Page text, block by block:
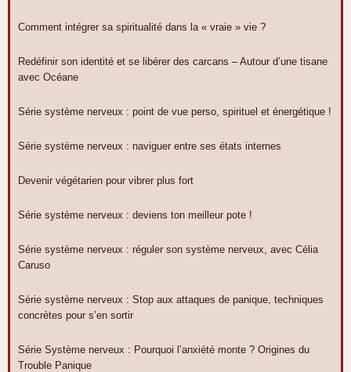
Comment intégrer sa spiritualité dans la « vraie » vie ?
Redéfinir son identité et se libérer des carcans – Autour d’une tisane
avec Océane
Série système nerveux : point de vue perso, spirituel et énergétique !
Série système nerveux : naviguer entre ses états internes
Devenir végétarien pour vibrer plus fort
Série système nerveux : deviens ton meilleur pote !
Série système nerveux : réguler son système nerveux, avec Célia
Caruso
Série système nerveux : Stop aux attaques de panique, techniques
concrètes pour s’en sortir
Série Système nerveux : Pourquoi l’anxiété monte ? Origines du
Trouble Panique